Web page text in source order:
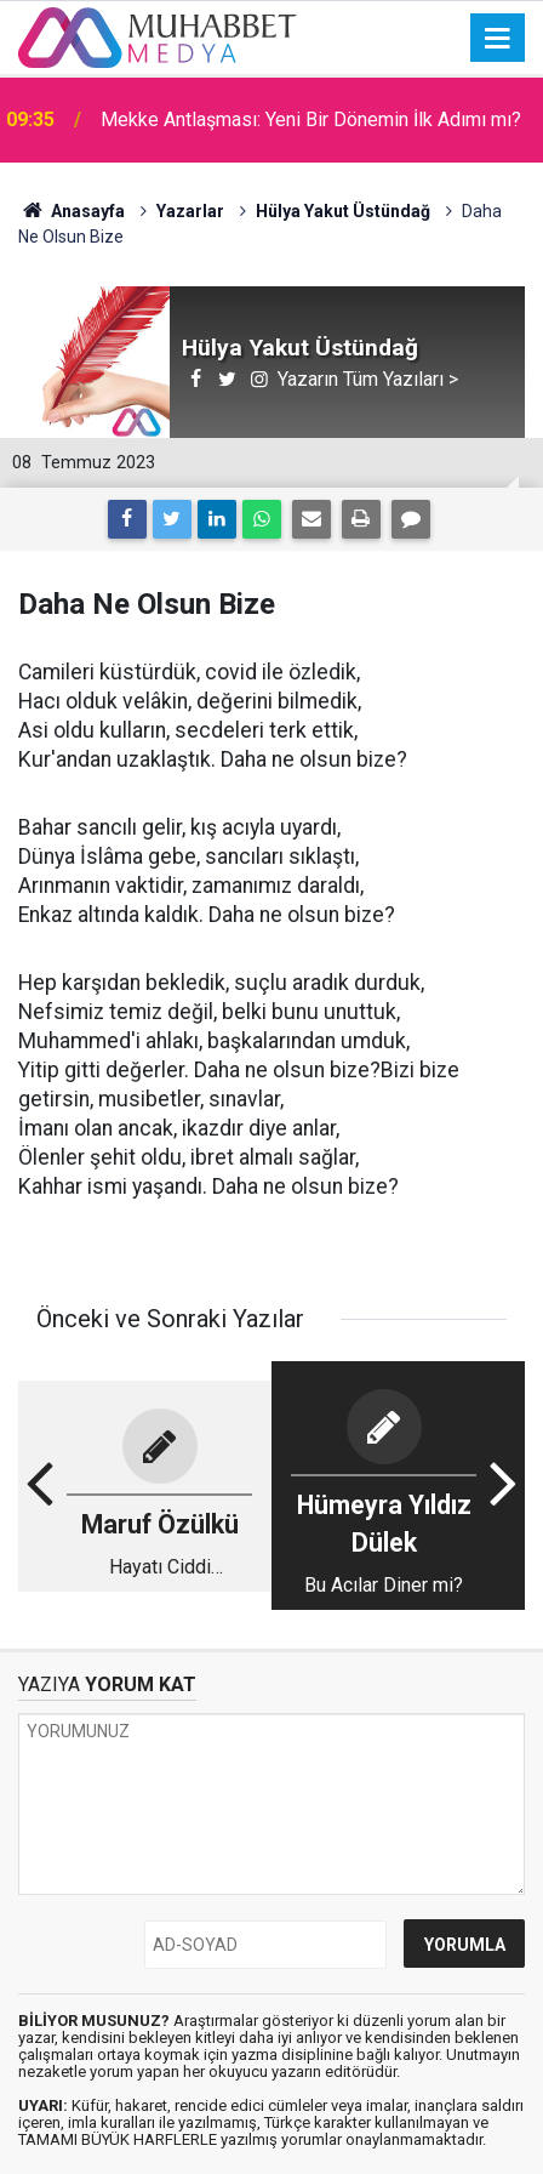
09:35 Mekke Antlaşması: Yeni Bir Dönemin İlk Adımı mı?
09:31 Filistin Kara Konvoyu
Anasayfa Yazarlar Hülya Yakut Üstündağ
Daha
Ne Olsun Bize
Hülya Yakut Üstündağ
Yazarın Tüm Yazıları >
08 Temmuz 2023
Daha Ne Olsun Bize
Camileri küstürdük, covid ile özledik,
Hacı olduk velâkin, değerini bilmedik,
Asi oldu kulların, secdeleri terk ettik,
Kur'andan uzaklaştık. Daha ne olsun bize?
Bahar sancılı gelir, kış acıyla uyardı,
Dünya İslâma gebe, sancıları sıklaştı,
Arınmanın vaktidir, zamanımız daraldı,
Enkaz altında kaldık. Daha ne olsun bize?
Hep karşıdan bekledik, suçlu aradık durduk,
Nefsimiz temiz değil, belki bunu unuttuk,
Muhammed'i ahlakı, başkalarından umduk,
Yitip gitti değerler. Daha ne olsun bize?Bizi bize
getirsin, musibetler, sınavlar,
İmanı olan ancak, ikazdır diye anlar,
Ölenler şehit oldu, ibret almalı sağlar,
Kahhar ismi yaşandı. Daha ne olsun bize?
Önceki ve Sonraki Yazılar
Maruf Özülkü
Hayatı Ciddi
Hümeyra Yıldız
Dülek
Bu Acılar Diner mi?
YAZIYA YORUM KAT
BİLİYOR MUSUNUZ? Araştırmalar gösteriyor ki düzenli yorum alan bir
yazar, kendisini bekleyen kitleyi daha iyi anlıyor ve kendisinden beklenen
çalışmaları ortaya koymak için yazma disiplinine bağlı kalıyor. Unutmayın
nezaketle yorum yapan her okuyucu yazarın editörüdür.
UYARI: Küfür, hakaret, rencide edici cümleler veya imalar, inançlara saldırı
içeren, imla kuralları ile yazılmamış, Türkçe karakter kullanılmayan ve
TAMAMI BÜYÜK HARFLERLE yazılmış yorumlar onaylanmamaktadır.